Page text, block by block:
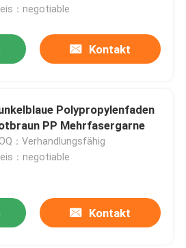
：negotiable
Kontakt
Polypropylenfaden
PP Mehrfasergarne
：Verhandlungsfähig
：negotiable
Kontakt